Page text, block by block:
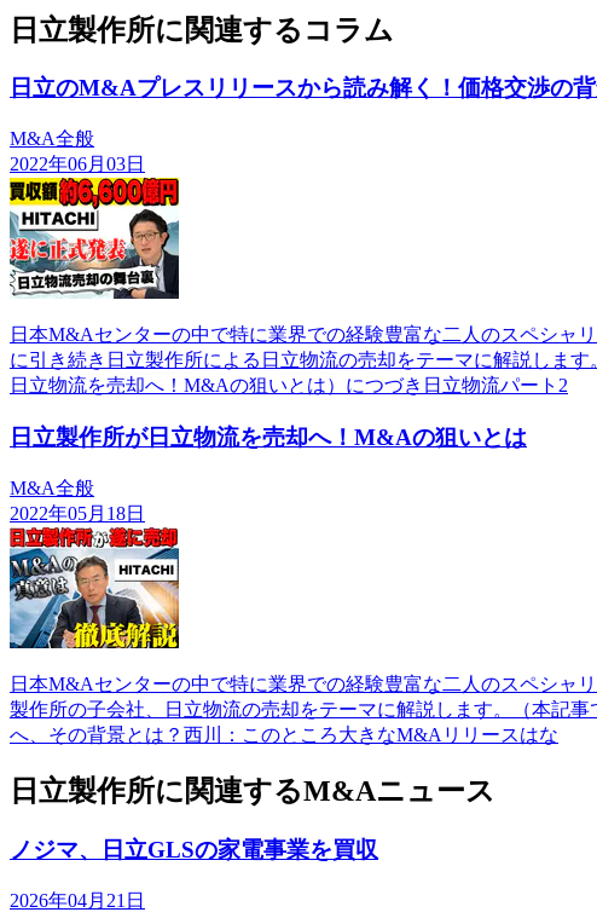
日立製作所に関連するコラム
日立のM&Aプレスリリースから読み解く！価格交渉の
M&A全般
2022年06月03日
日本M&Aセンターの中で特に業界での経験豊富な二人のスペシャ
に引き続き日立製作所による日立物流の売却をテーマに解説しま
日立物流を売却へ！M&Aの狙いとは）につづき日立物流パート2
日立製作所が日立物流を売却へ！M&Aの狙いとは
M&A全般
2022年05月18日
日本M&Aセンターの中で特に業界での経験豊富な二人のスペシャ
製作所の子会社、日立物流の売却をテーマに解説します。（本記
へ、その背景とは？西川：このところ大きなM&Aリリースはな
日立製作所に関連するM&Aニュース
ノジマ、日立GLSの家電事業を買収
2026年04月21日